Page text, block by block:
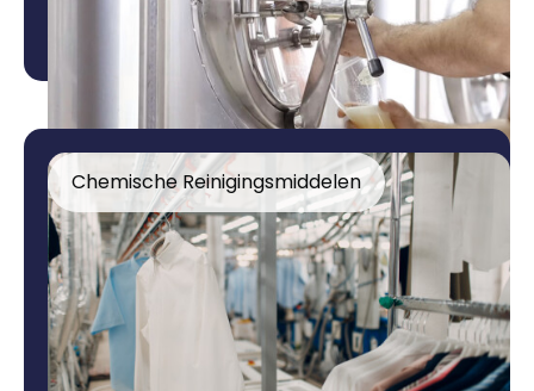
Chemische Reinigingsmiddelen